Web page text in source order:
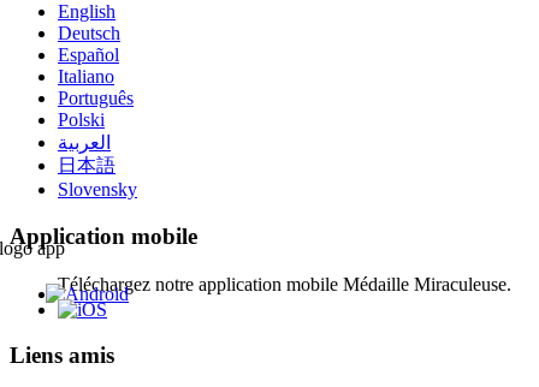
English
Deutsch
Español
Italiano
Português
Polski
العربية
日本語
Slovensky
Application mobile
Téléchargez notre application mobile Médaille Miraculeuse.
Liens amis